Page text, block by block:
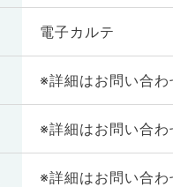
電子カルテ
※詳細はお問い合わ
※詳細はお問い合わ
※詳細はお問い合わ